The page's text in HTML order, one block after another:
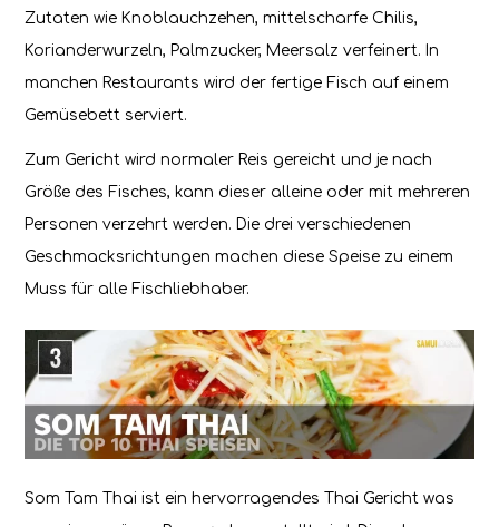
Zutaten wie Knoblauchzehen, mittelscharfe Chilis,
Korianderwurzeln, Palmzucker, Meersalz verfeinert. In
manchen Restaurants wird der fertige Fisch auf einem
Gemüsebett serviert.
Zum Gericht wird normaler Reis gereicht und je nach
Größe des Fisches, kann dieser alleine oder mit mehreren
Personen verzehrt werden. Die drei verschiedenen
Geschmacksrichtungen machen diese Speise zu einem
Muss für alle Fischliebhaber.
Som Tam Thai ist ein hervorragendes Thai Gericht was